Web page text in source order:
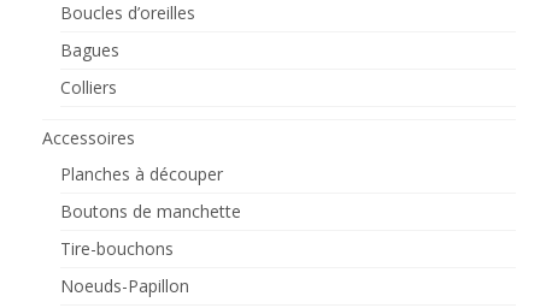
Boucles d’oreilles
Bagues
Colliers
Accessoires
Planches à découper
Boutons de manchette
Tire-bouchons
Noeuds-Papillon